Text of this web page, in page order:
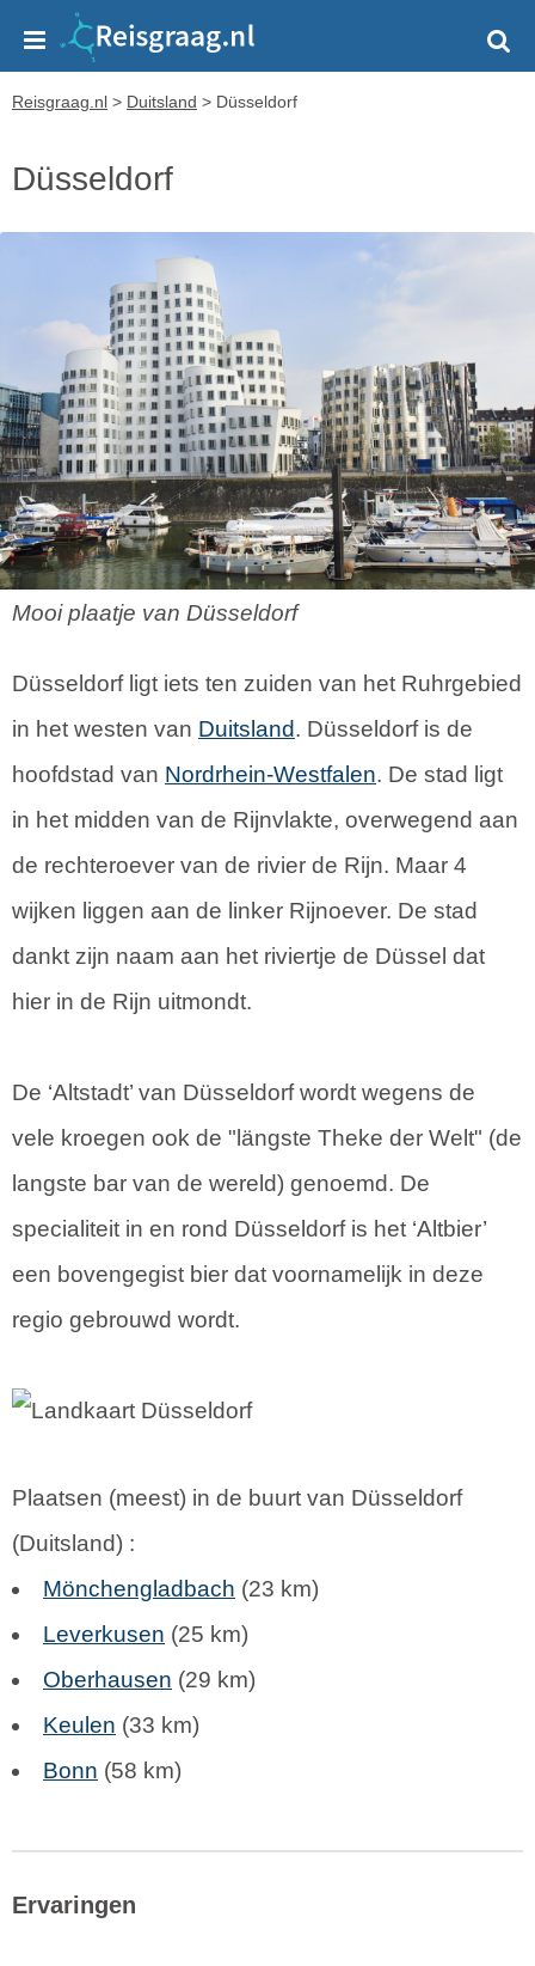
Reisgraag.nl > Duitsland > Düsseldorf
Düsseldorf
Mooi plaatje van Düsseldorf
Düsseldorf ligt iets ten zuiden van het Ruhrgebied
in het westen van Duitsland. Düsseldorf is de
hoofdstad van Nordrhein-Westfalen. De stad ligt
in het midden van de Rijnvlakte, overwegend aan
de rechteroever van de rivier de Rijn. Maar 4
wijken liggen aan de linker Rijnoever. De stad
dankt zijn naam aan het riviertje de Düssel dat
hier in de Rijn uitmondt.
De ‘Altstadt’ van Düsseldorf wordt wegens de
vele kroegen ook de "längste Theke der Welt" (de
langste bar van de wereld) genoemd. De
specialiteit in en rond Düsseldorf is het ‘Altbier’
een bovengegist bier dat voornamelijk in deze
regio gebrouwd wordt.
Plaatsen (meest) in de buurt van Düsseldorf
(Duitsland) :
Mönchengladbach (23 km)
Leverkusen (25 km)
Oberhausen (29 km)
Keulen (33 km)
Bonn (58 km)
Ervaringen